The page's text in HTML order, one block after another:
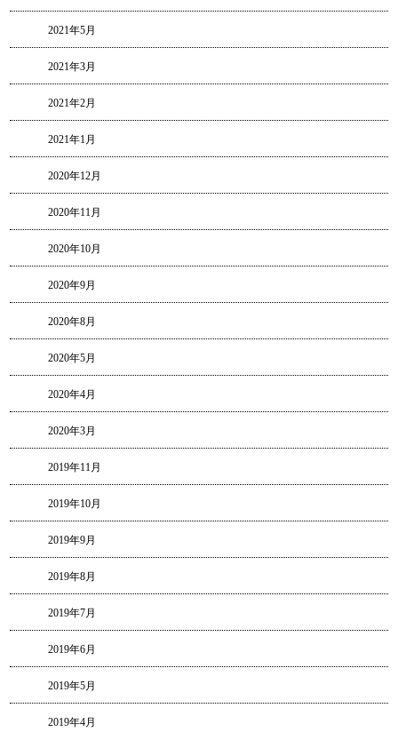
2021年5月
2021年3月
2021年2月
2021年1月
2020年12月
2020年11月
2020年10月
2020年9月
2020年8月
2020年5月
2020年4月
2020年3月
2019年11月
2019年10月
2019年9月
2019年8月
2019年7月
2019年6月
2019年5月
2019年4月